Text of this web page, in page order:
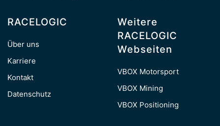
RACELOGIC
Über uns
Karriere
Kontakt
Datenschutz
Weitere
RACELOGIC
Webseiten
VBOX Motorsport
VBOX Mining
VBOX Positioning